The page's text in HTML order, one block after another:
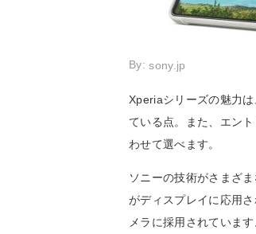
By:sony.jp
Xperiaシリーズの魅力
ている点。また、エン
わせて選べます。
ソニーの技術がさまざ
がディスプレイに応用
メラに採用されています